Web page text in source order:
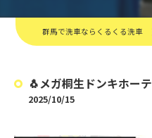
群馬で洗車ならくるくる洗車
🐧メガ桐生ドンキホーテ
2025/10/15